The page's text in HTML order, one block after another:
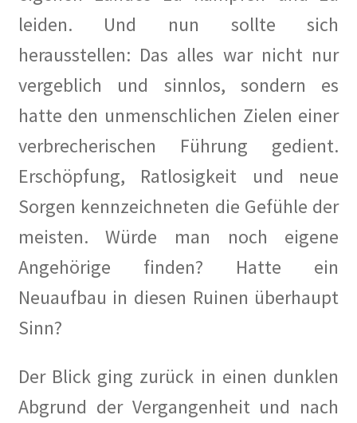
Ihre Wünsche und Anregungen
Entstehungsgeschichte
Bauhaus
Der Künstlerfriedhof Berlin-Friedenau
Drei Generationen Familie Rickelt
Erinnerung an den Widerstand in Wilmersdorf
Les Milles: Vom Internierungslager zur Gedenkstätte
leiden. Und nun sollte sich
herausstellen: Das alles war nicht nur
vergeblich und sinnlos, sondern es
hatte den unmenschlichen Zielen einer
verbrecherischen Führung gedient.
Erschöpfung, Ratlosigkeit und neue
Sorgen kennzeichneten die Gefühle der
meisten. Würde man noch eigene
Angehörige finden? Hatte ein
Neuaufbau in diesen Ruinen überhaupt
Sinn?
Der Blick ging zurück in einen dunklen
Abgrund der Vergangenheit und nach